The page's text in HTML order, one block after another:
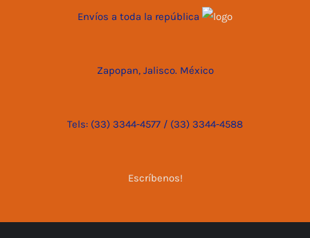
Envíos a toda la república
Zapopan, Jalisco. México
Tels: (33) 3344-4577 / (33) 3344-4588
Escríbenos!